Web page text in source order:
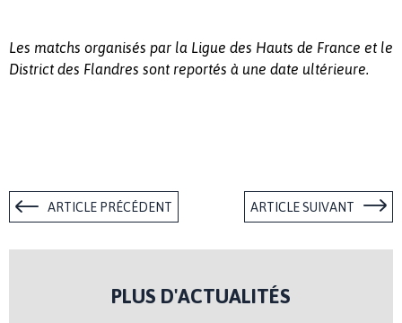
Les matchs organisés par la Ligue des Hauts de France et le
District des Flandres sont reportés à une date ultérieure.
ARTICLE PRÉCÉDENT ARTICLE SUIVANT
PLUS D'ACTUALITÉS